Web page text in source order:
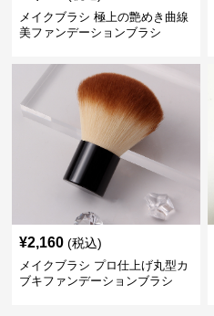
メイクブラシ 極上の艶めき曲線
美ファンデーションブラシ
¥2,160 (税込)
メイクブラシ プロ仕上げ丸型カ
ブキファンデーションブラシ